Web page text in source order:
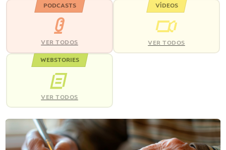
PODCASTS
VER TODOS
VÍDEOS
VER TODOS
WEBSTORIES
VER TODOS